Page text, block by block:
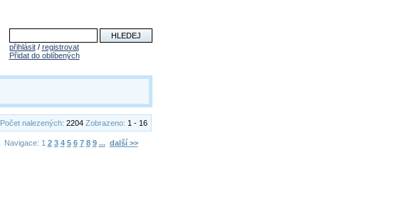
přihlásit/ registrovat
Přidat do oblíbených
Počet nalezených: 2204Zobrazeno: 1 - 16
Navigace: 1 2 3 4 5 6 7 8 9 ... další >>